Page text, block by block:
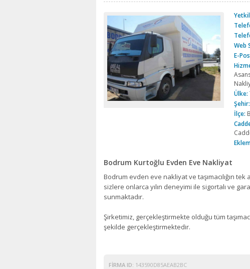
Web
E-
Ülke:
Şehir:
İlçe:
Bodrum Kurtoğlu Evden Eve Nakliyat
Bodrum evden eve nakliyat ve taşımacılığın
sizlere onlarca yılın deneyimi ile sigortalı ve
sunmaktadır.
Şirketimiz, gerçekleştirmekte olduğu tüm
şekilde gerçekleştirmektedir.
FIRMA ID: 143590D85AEAB2BC